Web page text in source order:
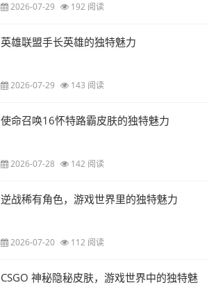
2026-07-29 192 阅读
英雄联盟手长英雄的独特魅力
2026-07-29 143 阅读
使命召唤16怀特路霸皮肤的独特魅力
2026-07-28 142 阅读
逆战稀有角色，游戏世界里的独特魅力
2026-07-20 112 阅读
CSGO 神秘隐秘皮肤，游戏世界中的独特魅